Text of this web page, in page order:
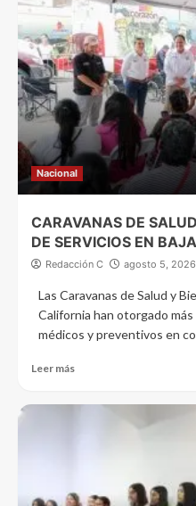
Nacional
CARAVANAS DE
DE SERVICIOS EN
Redacción C agosto 5, 2026
Las Caravanas de Salud y
California han otorgado
médicos y preventivos en
Leer más